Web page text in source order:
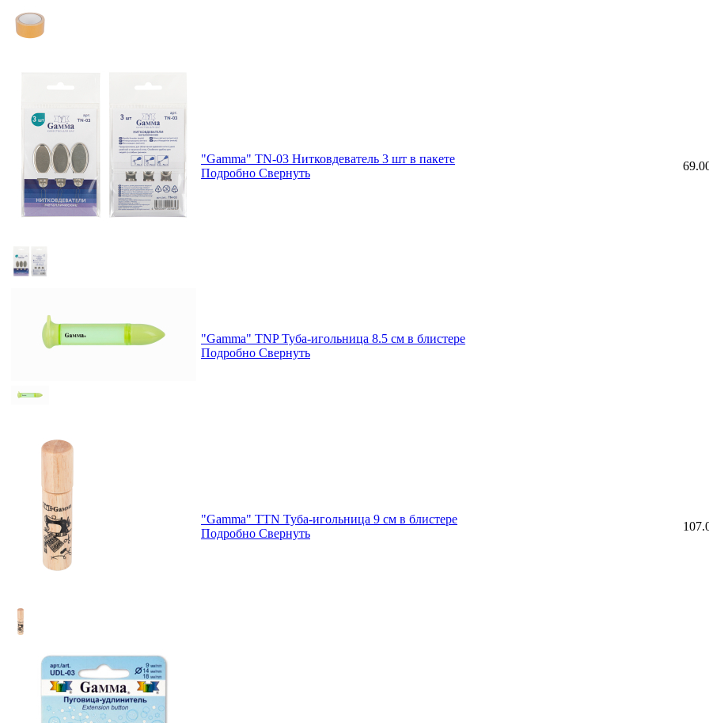
"Gamma" TN-03 Нитковдеватель 3 шт в пакете
Подробно Свернуть
"Gamma" TNP Туба-игольница 8.5 см в блистере
Подробно Свернуть
"Gamma" TTN Туба-игольница 9 см в блистере
Подробно Свернуть